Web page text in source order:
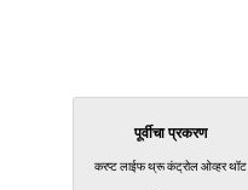
पूर्वीचा प्रकरण
करप्ट लाईफ थ्रू कंट्रोल ओव्हर थॉट